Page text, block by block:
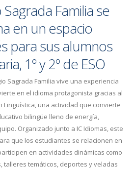
Sagrada Familia se
en un espacio
para sus alumnos
1º y 2º de ESO
Sagrada Familia vive una experiencia
en el idioma protagonista gracias al
Lingüística, una actividad que convierte
bilingüe lleno de energía,
Organizado junto a IC Idiomas, este
que los estudiantes se relacionen en
en actividades dinámicas como
talleres temáticos, deportes y veladas